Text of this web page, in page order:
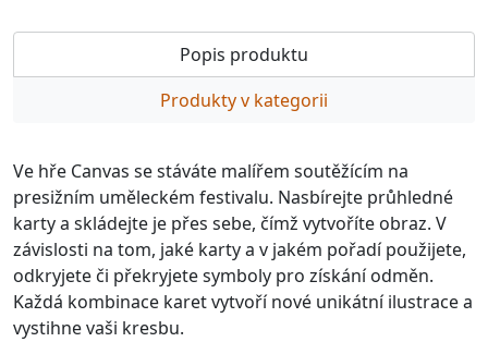
Popis produktu
Produkty v kategorii
Ve hře Canvas se stáváte malířem soutěžícím na
presižním uměleckém festivalu. Nasbírejte průhledné
karty a skládejte je přes sebe, čímž vytvoříte obraz. V
závislosti na tom, jaké karty a v jakém pořadí použijete,
odkryjete či překryjete symboly pro získání odměn.
Každá kombinace karet vytvoří nové unikátní ilustrace a
vystihne vaši kresbu.